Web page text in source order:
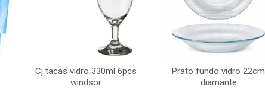
Cj tacas vidro 330ml 6pcs
windsor
Prato fundo vidro 22cm
diamante